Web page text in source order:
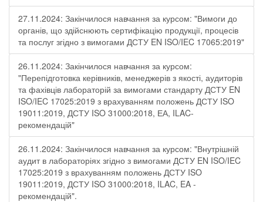
27.11.2024: Закінчилося навчання за курсом: "Вимоги до
органів, що здійснюють сертифікацію продукції, процесів
та послуг згідно з вимогами ДСТУ EN ISO/IEC 17065:2019"
26.11.2024: Закінчилося навчання за курсом:
"Перепідготовка керівників, менеджерів з якості, аудиторів
та фахівців лабораторій за вимогами стандарту ДСТУ EN
ISO/IEC 17025:2019 з врахуванням положень ДСТУ ISO
19011:2019, ДСТУ ISO 31000:2018, ЕА, ILAC-
рекомендацій"
26.11.2024: Закінчилося навчання за курсом: "Внутрішній
аудит в лабораторіях згідно з вимогами ДСТУ EN ISO/IEC
17025:2019 з врахуванням положень ДСТУ ISO
19011:2019, ДСТУ ISO 31000:2018, ILAC, EA -
рекомендацій".